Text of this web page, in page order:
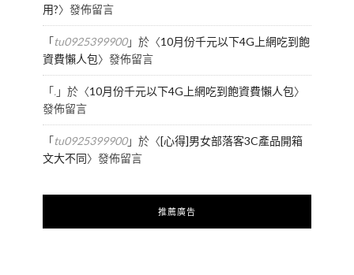
用?〉發佈留言
「tu0925399900」於〈10月份千元以下4G上網吃到飽
資費懶人包〉發佈留言
「.」於〈10月份千元以下4G上網吃到飽資費懶人包〉
發佈留言
「tu0925399900」於〈[心得]男女部落客3C產品開箱
文大不同〉發佈留言
推薦廣告